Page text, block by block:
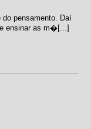
do pensamento. Daí
ensinar as m�[...]